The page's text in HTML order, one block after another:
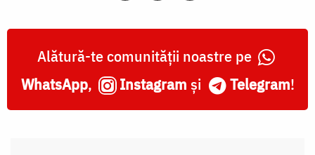
Alătură-te comunității noastre pe
WhatsApp, Instagram și Telegram!